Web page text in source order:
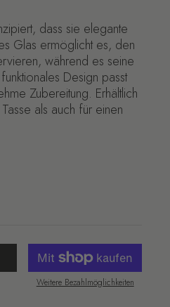
dass sie elegante
Glas ermöglicht es, den
während es seine
Design passt
Zubereitung. Erhältlich
als auch für einen
Weitere Bezahlmöglichkeiten